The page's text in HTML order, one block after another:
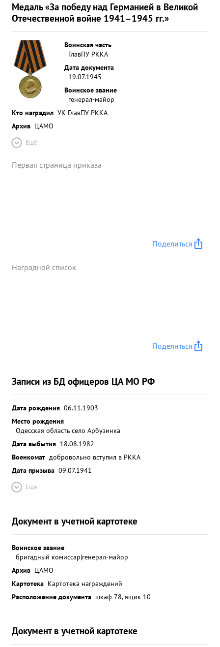
Медаль «За победу над Германией в Великой
Отечественной войне 1941–1945 гг.»
Воинская часть
ГлавПУ РККА
Дата документа
19.07.1945
Воинское звание
генерал-майор
Кто наградил УК ГлавПУ РККА
Архив ЦАМО
Ещё
Первая страница приказа
Поделиться
Наградной список
Поделиться
Записи из БД офицеров ЦА МО РФ
Дата рождения 06.11.1903
Место рождения
Одесская область село Арбузинка
Дата выбытия 18.08.1982
Военкомат добровольно вступил в РККА
Дата призыва 09.07.1941
Ещё
Документ в учетной картотеке
Воинское звание
бригадный комиссар|генерал-майор
Архив ЦАМО
Картотека Картотека награждений
Расположение документа шкаф 78, ящик 10
Документ в учетной картотеке